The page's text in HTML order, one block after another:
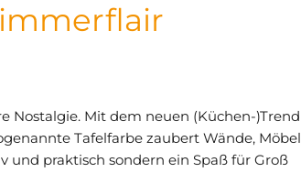
Nostalgie. Mit dem neuen (Küchen-)Trend
Tafelfarbe zaubert Wände, Möbel
und praktisch sondern ein Spaß für Groß